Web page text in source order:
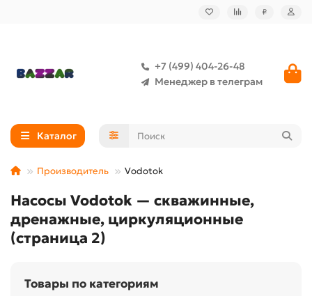
₽
+7 (499) 404-26-48
Менеджер в телеграм
Каталог
Производитель Vodotok
Насосы Vodotok — скважинные,
дренажные, циркуляционные
(страница 2)
Товары по категориям